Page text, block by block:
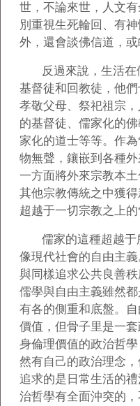
世，不論來世，人文
別重視生死輪回、有
外，還會談佛信道，或
反過來說，生活在
基督徒和回教徒，他
孝敬父母、祭祀祖宗
的基督徒、儒家化的
家化的道士等等。作
物無聲，鑲嵌到各種
一方面將外來宗教本
其他宗教傳統之中獲
超越于一切宗教之上的
儒家的這種超越
像現代社會的自由主
與同樣追求公共良善
儒學與自由主義雖然
有各的側重和底盤。
價值，但骨子里是一
身倫理價值的政治哲
然有自己的政治理念
追求的是日常生活的
治哲學有全面沖突的